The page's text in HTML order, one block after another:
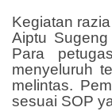
Kegiatan
Aiptu
Para
menyeluruh
melintas.
sesuai SOP